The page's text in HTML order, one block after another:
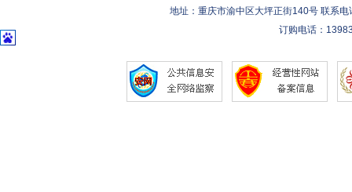
地址：重庆市渝中区大坪正街140号 联系
订购电话：